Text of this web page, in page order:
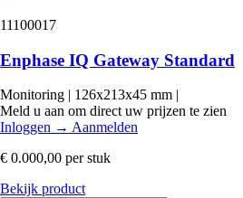
11100017
Enphase IQ Gateway Standard
Monitoring | 126x213x45 mm |
Meld u aan om direct uw prijzen te zien
Inloggen → Aanmelden
€ 0.000,00 per stuk
Bekijk product